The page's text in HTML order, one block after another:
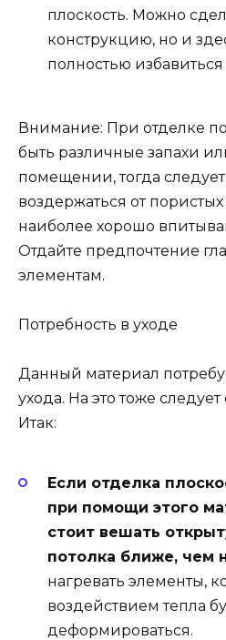
плоскость. Можно
конструкцию, но и
полностью избавиться
Внимание: При отделке
быть различные запахи
помещении, тогда
воздержаться от
наиболее хорошо
Отдайте предпочтение
элементам.
Потребность в уходе
Данный материал
ухода. На это тоже
Итак:
Если отделка
при помощи этого
стоит вешать
потолка ближе, чем
нагревать элементы,
воздействием тепла
деформироваться.